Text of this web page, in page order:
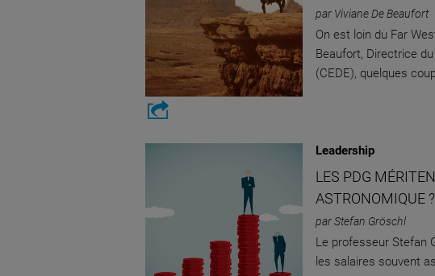
par Viviane De Beaufort
On est loin du Far
Beaufort, Directrice
(CEDE), quelques
Leadership
LES PDG
ASTRONOMIQUE ?
par Stefan Gröschl
Le professeur Stefan
les salaires souvent